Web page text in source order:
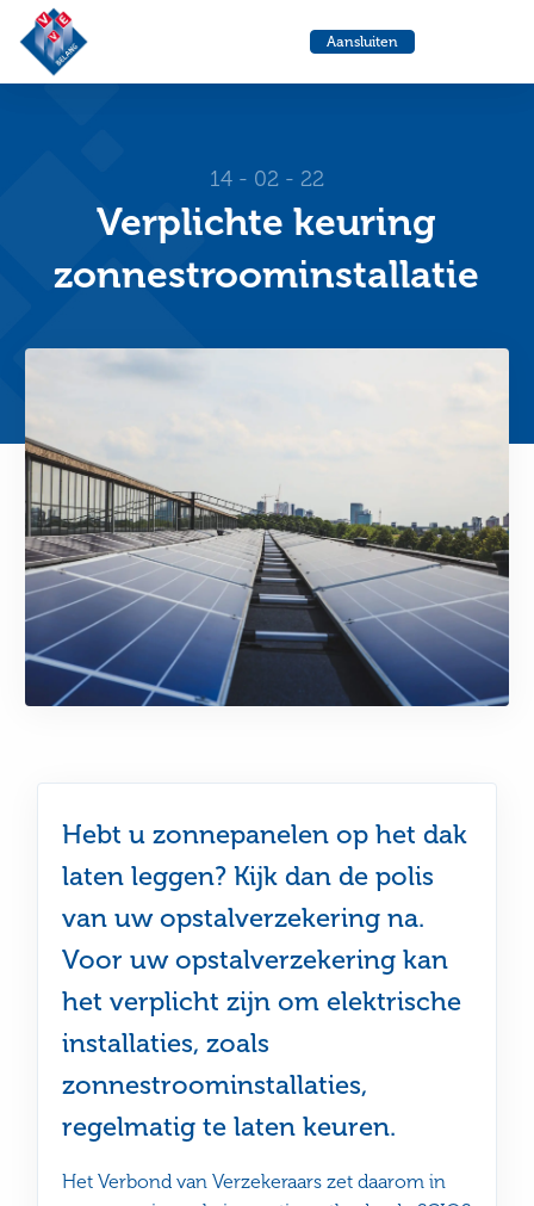
Aansluiten
14 - 02 - 22
Verplichte keuring
zonnestroominstallatie
Hebt u zonnepanelen op het dak
laten leggen? Kijk dan de polis
van uw opstalverzekering na.
Voor uw opstalverzekering kan
het verplicht zijn om elektrische
installaties, zoals
zonnestroominstallaties,
regelmatig te laten keuren.
Het Verbond van Verzekeraars zet daarom in